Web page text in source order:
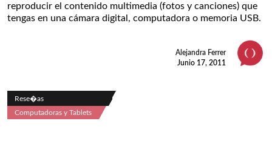
reproducir el contenido multimedia (fotos y canciones) que
tengas en una cámara digital, computadora o memoria USB.
Alejandra Ferrer
Junio 17, 2011
Rese�as
Computadoras y Tablets